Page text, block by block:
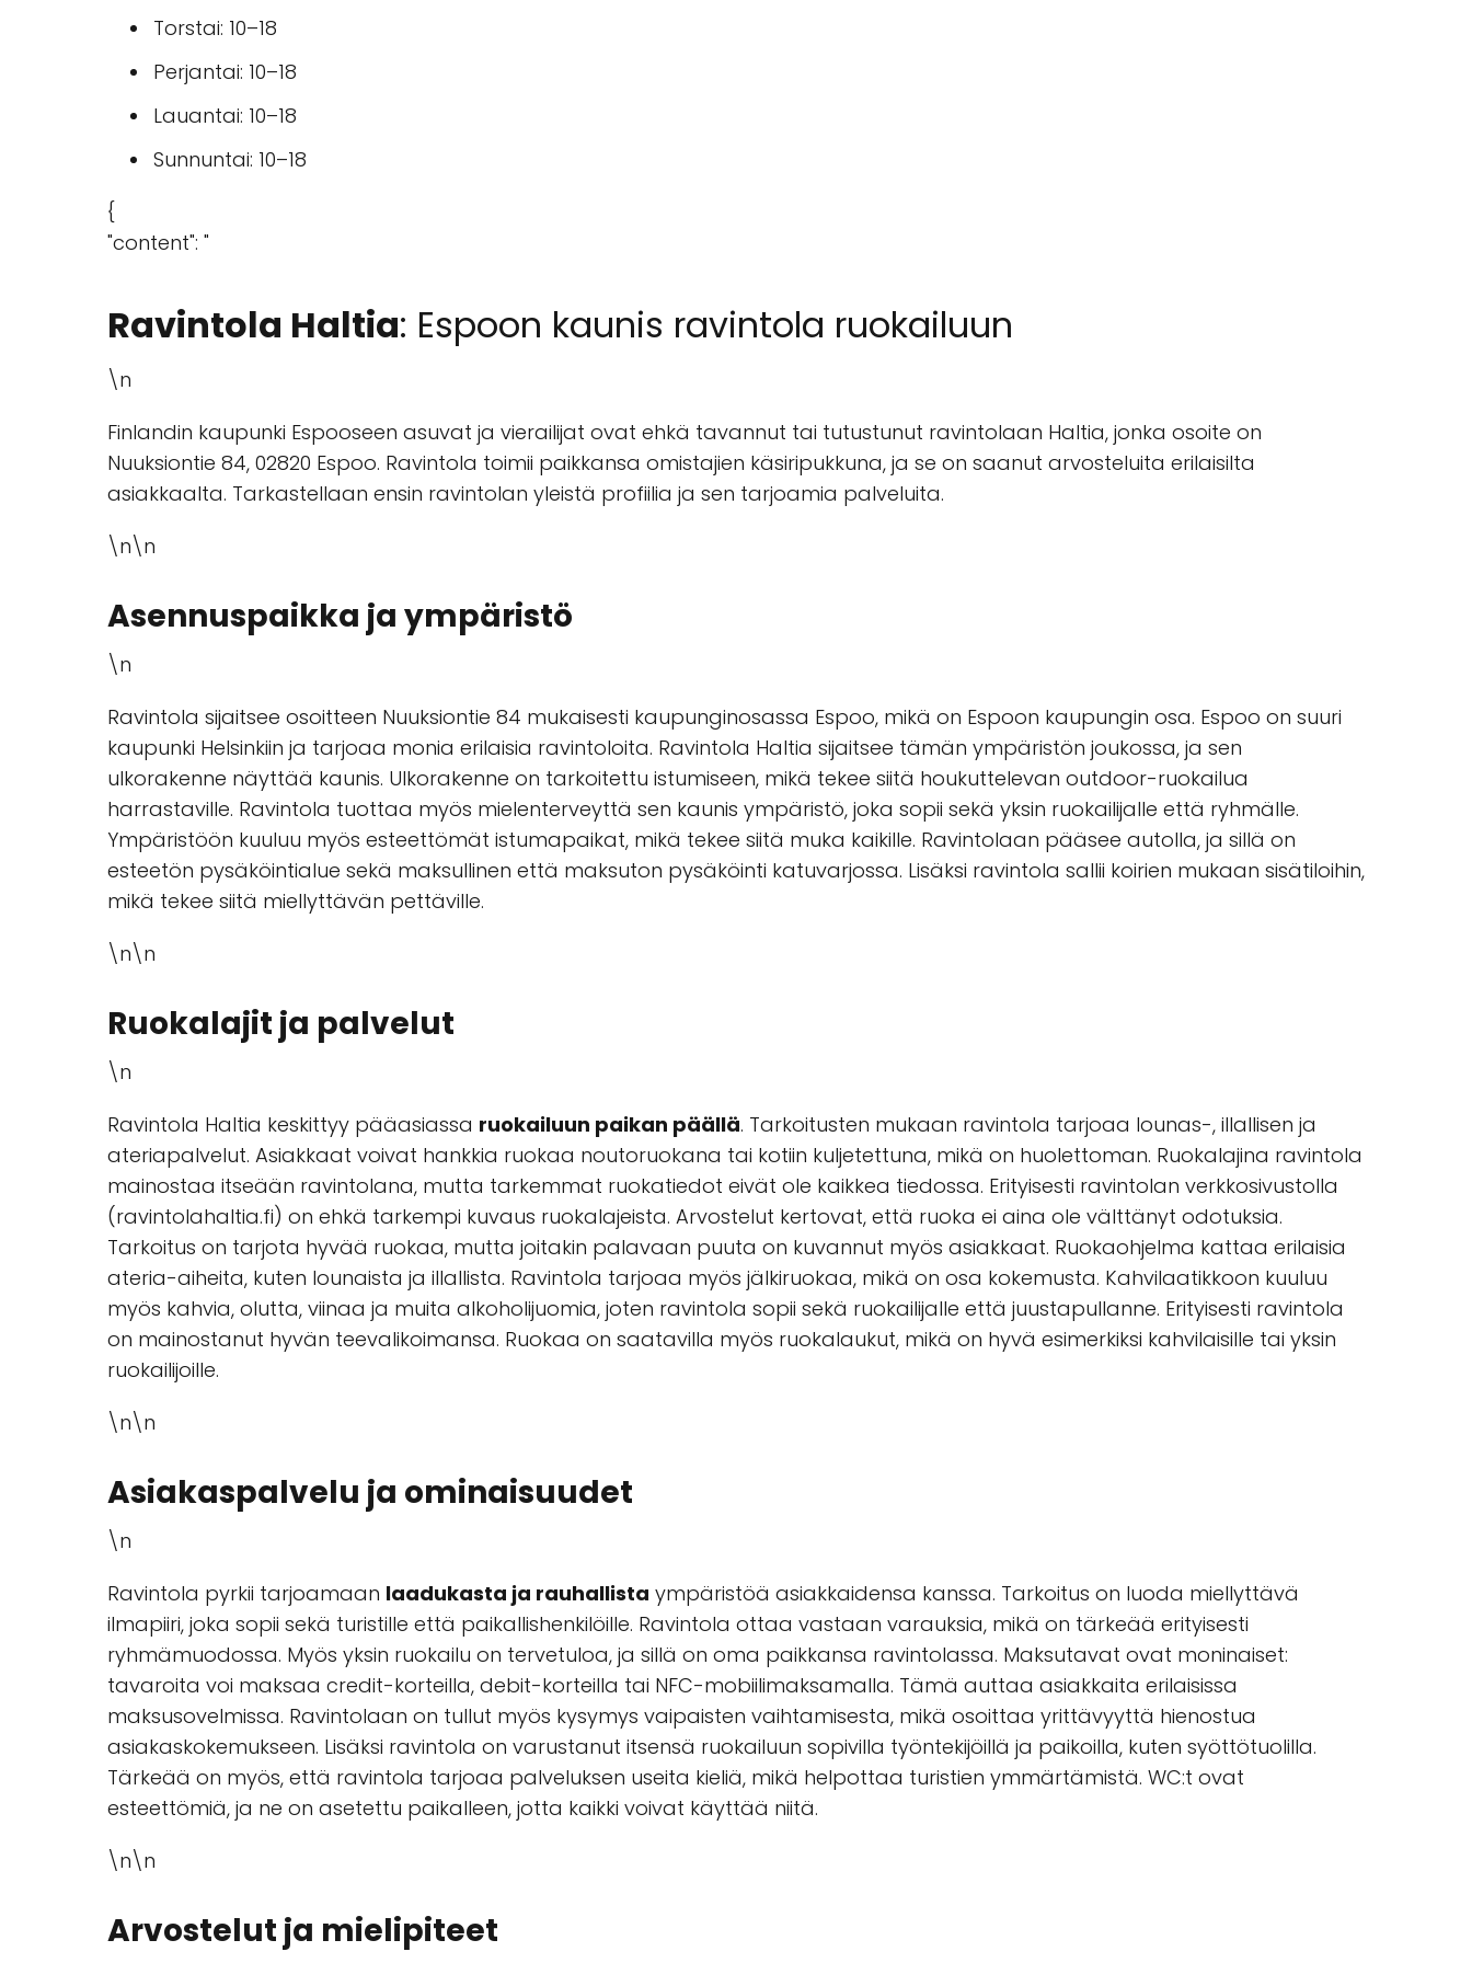
Torstai: 10–18
Perjantai: 10–18
Lauantai: 10–18
Sunnuntai: 10–18
{
"content": "
Ravintola Haltia: Espoon kaunis ravintola ruokailuun
\n
Finlandin kaupunki Espooseen asuvat ja vierailijat ovat ehkä tavannut tai tutustunut ravintolaan Haltia, jonka osoite on
Nuuksiontie 84, 02820 Espoo. Ravintola toimii paikkansa omistajien käsiripukkuna, ja se on saanut arvosteluita erilaisilta
asiakkaalta. Tarkastellaan ensin ravintolan yleistä profiilia ja sen tarjoamia palveluita.
\n\n
Asennuspaikka ja ympäristö
\n
Ravintola sijaitsee osoitteen Nuuksiontie 84 mukaisesti kaupunginosassa Espoo, mikä on Espoon kaupungin osa. Espoo on suuri
kaupunki Helsinkiin ja tarjoaa monia erilaisia ravintoloita. Ravintola Haltia sijaitsee tämän ympäristön joukossa, ja sen
ulkorakenne näyttää kaunis. Ulkorakenne on tarkoitettu istumiseen, mikä tekee siitä houkuttelevan outdoor-ruokailua
harrastaville. Ravintola tuottaa myös mielenterveyttä sen kaunis ympäristö, joka sopii sekä yksin ruokailijalle että ryhmälle.
Ympäristöön kuuluu myös esteettömät istumapaikat, mikä tekee siitä muka kaikille. Ravintolaan pääsee autolla, ja sillä on
esteetön pysäköintialue sekä maksullinen että maksuton pysäköinti katuvarjossa. Lisäksi ravintola sallii koirien mukaan sisätiloihin,
mikä tekee siitä miellyttävän pettäville.
\n\n
Ruokalajit ja palvelut
\n
Ravintola Haltia keskittyy pääasiassa ruokailuun paikan päällä. Tarkoitusten mukaan ravintola tarjoaa lounas-, illallisen ja
ateriapalvelut. Asiakkaat voivat hankkia ruokaa noutoruokana tai kotiin kuljetettuna, mikä on huolettoman. Ruokalajina ravintola
mainostaa itseään ravintolana, mutta tarkemmat ruokatiedot eivät ole kaikkea tiedossa. Erityisesti ravintolan verkkosivustolla
(ravintolahaltia.fi) on ehkä tarkempi kuvaus ruokalajeista. Arvostelut kertovat, että ruoka ei aina ole välttänyt odotuksia.
Tarkoitus on tarjota hyvää ruokaa, mutta joitakin palavaan puuta on kuvannut myös asiakkaat. Ruokaohjelma kattaa erilaisia
ateria-aiheita, kuten lounaista ja illallista. Ravintola tarjoaa myös jälkiruokaa, mikä on osa kokemusta. Kahvilaatikkoon kuuluu
myös kahvia, olutta, viinaa ja muita alkoholijuomia, joten ravintola sopii sekä ruokailijalle että juustapullanne. Erityisesti ravintola
on mainostanut hyvän teevalikoimansa. Ruokaa on saatavilla myös ruokalaukut, mikä on hyvä esimerkiksi kahvilaisille tai yksin
ruokailijoille.
\n\n
Asiakaspalvelu ja ominaisuudet
\n
Ravintola pyrkii tarjoamaan laadukasta ja rauhallista ympäristöä asiakkaidensa kanssa. Tarkoitus on luoda miellyttävä
ilmapiiri, joka sopii sekä turistille että paikallishenkilöille. Ravintola ottaa vastaan varauksia, mikä on tärkeää erityisesti
ryhmämuodossa. Myös yksin ruokailu on tervetuloa, ja sillä on oma paikkansa ravintolassa. Maksutavat ovat moninaiset:
tavaroita voi maksaa credit-korteilla, debit-korteilla tai NFC-mobiilimaksamalla. Tämä auttaa asiakkaita erilaisissa
maksusovelmissa. Ravintolaan on tullut myös kysymys vaipaisten vaihtamisesta, mikä osoittaa yrittävyyttä hienostua
asiakaskokemukseen. Lisäksi ravintola on varustanut itsensä ruokailuun sopivilla työntekijöillä ja paikoilla, kuten syöttötuolilla.
Tärkeää on myös, että ravintola tarjoaa palveluksen useita kieliä, mikä helpottaa turistien ymmärtämistä. WC:t ovat
esteettömiä, ja ne on asetettu paikalleen, jotta kaikki voivat käyttää niitä.
\n\n
Arvostelut ja mielipiteet